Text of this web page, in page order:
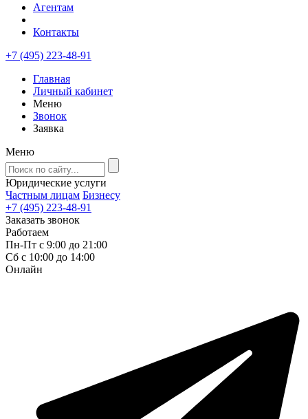
Агентам
Контакты
+7 (495) 223-48-91
Главная
Личный кабинет
Меню
Звонок
Заявка
Меню
Юридические услуги
Частным лицам Бизнесу
+7 (495) 223-48-91
Заказать звонок
Работаем
Пн-Пт с 9:00 до 21:00
Сб с 10:00 до 14:00
Онлайн